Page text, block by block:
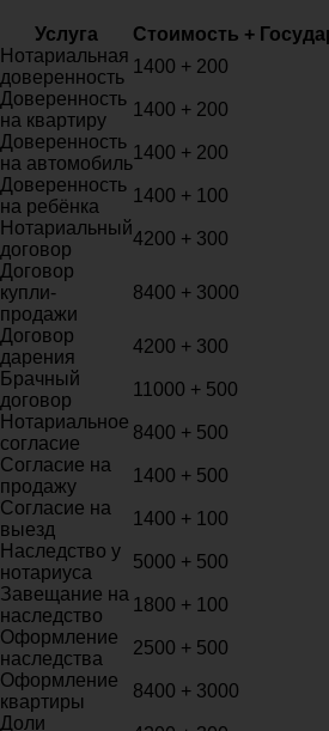
Услуга
Стоимость +
Нотариальная
доверенность
1400 + 200
Доверенность
на квартиру
1400 + 200
Доверенность
на автомобиль
1400 + 200
Доверенность
на ребёнка
1400 + 100
Нотариальный
договор
4200 + 300
Договор
купли-
продажи
8400 + 3000
Договор
дарения
4200 + 300
Брачный
договор
11000 + 500
Нотариальное
согласие
8400 + 500
Согласие на
продажу
1400 + 500
Согласие на
выезд
1400 + 100
Наследство у
нотариуса
5000 + 500
Завещание на
наследство
1800 + 100
Оформление
наследства
2500 + 500
Оформление
квартиры
8400 + 3000
Доли